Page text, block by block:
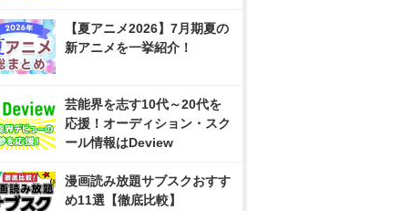
【夏アニメ2026】7月期夏の
新アニメを一挙紹介！
芸能界を志す10代～20代を
応援！オーディション・スク
ール情報はDeview
漫画読み放題サブスクおすす
め11選【徹底比較】